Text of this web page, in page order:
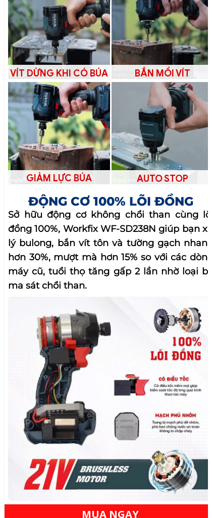
Sở hữu động cơ không chổi than cùng lõi
đồng 100%, Workfix WF-SD238N giúp bạn xử
lý bulong, bắn vít tôn và tường gạch nhanh
hơn 30%, mượt mà hơn 15% so với các dòng
máy cũ, tuổi thọ tăng gấp 2 lần nhờ loại bỏ
ma sát chổi than.
MUA NGAY
ĐỘNG CƠ 100% LÕI ĐỒNG
6 TÍNH NĂNG THÔNG MINH